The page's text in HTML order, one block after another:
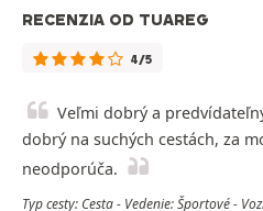
RECENZIA OD TUAREG
4/5
Veľmi dobrý a
dobrý na suchých cestách, za
neodporúča.
Typ cesty: Cesta - Vedenie: Športové -